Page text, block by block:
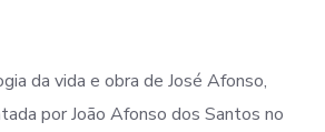
da vida e obra de José Afonso,
por João Afonso dos Santos no